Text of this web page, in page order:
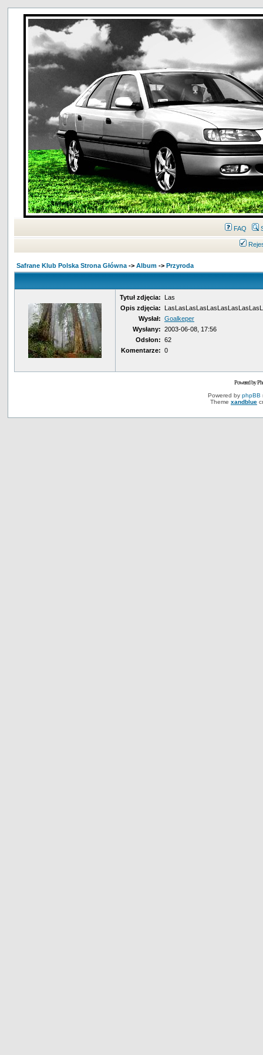
FAQ
Safrane Klub Polska Strona Główna -> Album -> Przyroda
Tytuł zdjęcia:
Las
Opis zdjęcia:
Wysłał: Goalkeper
Wysłany: 2003-06-08, 17:56
Odsłon: 62
Komentarze: 0
Powered by
Powered by phpBB
Theme xandblue